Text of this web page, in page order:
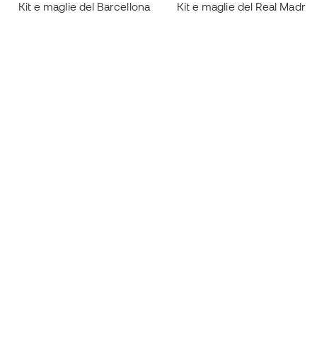
Kit e maglie del Barcellona Kit e maglie del Real Madrid